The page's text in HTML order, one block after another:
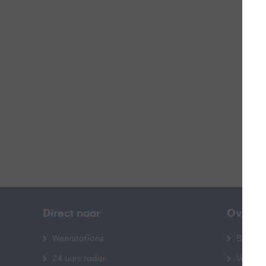
Direct naar
Weerstations
24 uurs radar
Over